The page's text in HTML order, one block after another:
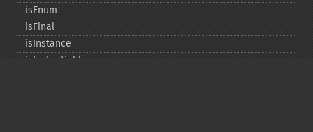
isEnum
isFinal
isInstance
isInstantiable